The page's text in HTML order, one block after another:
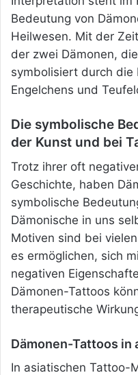
Bedeutung von
Heilwesen. Mit der
der zwei Dämonen,
symbolisiert durch die
Engelchens und
Die symbolische
der Kunst und bei
Trotz ihrer oft
Geschichte, haben
symbolische
Dämonische in uns
Motiven sind bei
es ermöglichen, sich
negativen
Dämonen-Tattoos
therapeutische
Dämonen-Tattoos in
In asiatischen Tattoo-